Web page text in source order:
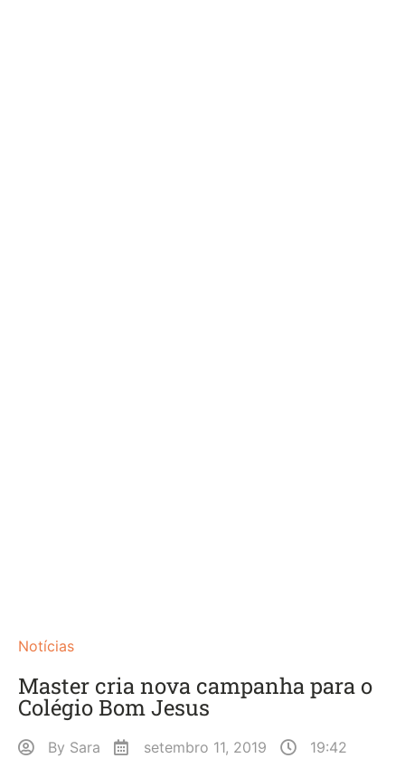
Notícias
Master cria nova campanha para o
Colégio Bom Jesus
By Sara setembro 11, 2019 19:42